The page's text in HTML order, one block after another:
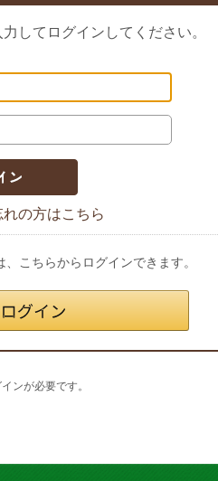
してログインしてください。
の方はこちら
こちらからログインできます。
ンが必要です。